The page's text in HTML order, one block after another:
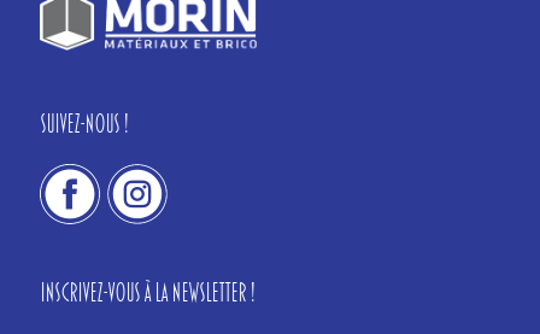
Suivez-nous !
Inscrivez-vous à la newsletter !